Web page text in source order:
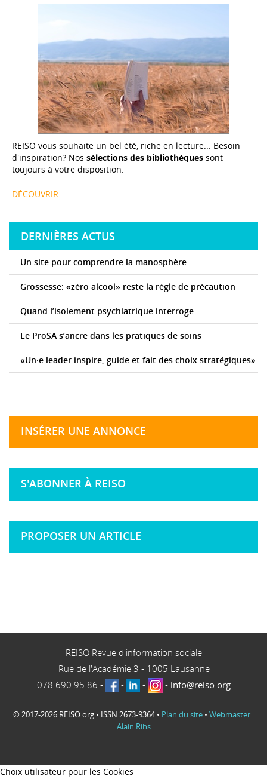
REISO vous souhaite un bel été, riche en lecture... Besoin
d'inspiration? Nos sélections des bibliothèques sont
toujours à votre disposition.
DÉCOUVRIR
DERNIÈRES ACTUS
Un site pour comprendre la manosphère
Grossesse: «zéro alcool» reste la règle de précaution
Quand l’isolement psychiatrique interroge
Le ProSA s’ancre dans les pratiques de soins
«Un·e leader inspire, guide et fait des choix stratégiques»
INSÉRER UNE ANNONCE
S'ABONNER À REISO
PROPOSER UN ARTICLE
REISO Revue d'information sociale
Rue de l'Académie 3 - 1005 Lausanne
078 690 95 86 - - - - info@reiso.org
© 2017-2026 REISO.org • ISSN 2673-9364 • Plan du site • Webmaster :
Alain Rihs
Choix utilisateur pour les Cookies